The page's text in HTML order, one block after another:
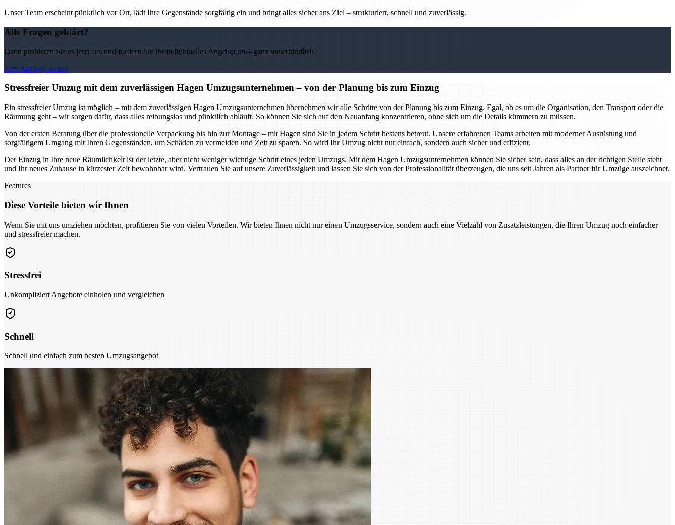
Unser Team erscheint pünktlich vor Ort, lädt Ihre Gegenstände sorgfältig ein und bringt alles sicher ans Ziel – strukturiert, schnell und zuverlässig.
Alle Fragen geklärt?
Dann probieren Sie es jetzt aus und fordern Sie Ihr individuelles Angebot an – ganz unverbindlich.
Jetzt Anfrage starten
Stressfreier Umzug mit dem zuverlässigen Hagen Umzugsunternehmen – von der Planung bis zum Einzug
Ein stressfreier Umzug ist möglich – mit dem zuverlässigen Hagen Umzugsunternehmen übernehmen wir alle Schritte von der Planung bis zum Einzug. Egal, ob es um die Organisation, den Transport oder die
Räumung geht – wir sorgen dafür, dass alles reibungslos und pünktlich abläuft. So können Sie sich auf den Neuanfang konzentrieren, ohne sich um die Details kümmern zu müssen.
Von der ersten Beratung über die professionelle Verpackung bis hin zur Montage – mit Hagen sind Sie in jedem Schritt bestens betreut. Unsere erfahrenen Teams arbeiten mit moderner Ausrüstung und
sorgfältigem Umgang mit Ihren Gegenständen, um Schäden zu vermeiden und Zeit zu sparen. So wird Ihr Umzug nicht nur einfach, sondern auch sicher und effizient.
Der Einzug in Ihre neue Räumlichkeit ist der letzte, aber nicht weniger wichtige Schritt eines jeden Umzugs. Mit dem Hagen Umzugsunternehmen können Sie sicher sein, dass alles an der richtigen Stelle steht
und Ihr neues Zuhause in kürzester Zeit bewohnbar wird. Vertrauen Sie auf unsere Zuverlässigkeit und lassen Sie sich von der Professionalität überzeugen, die uns seit Jahren als Partner für Umzüge auszeichnet.
Features
Diese Vorteile bieten wir Ihnen
Wenn Sie mit uns umziehen möchten, profitieren Sie von vielen Vorteilen. Wir bieten Ihnen nicht nur einen Umzugsservice, sondern auch eine Vielzahl von Zusatzleistungen, die Ihren Umzug noch einfacher
und stressfreier machen.
Stressfrei
Unkompliziert Angebote einholen und vergleichen
Schnell
Schnell und einfach zum besten Umzugsangebot